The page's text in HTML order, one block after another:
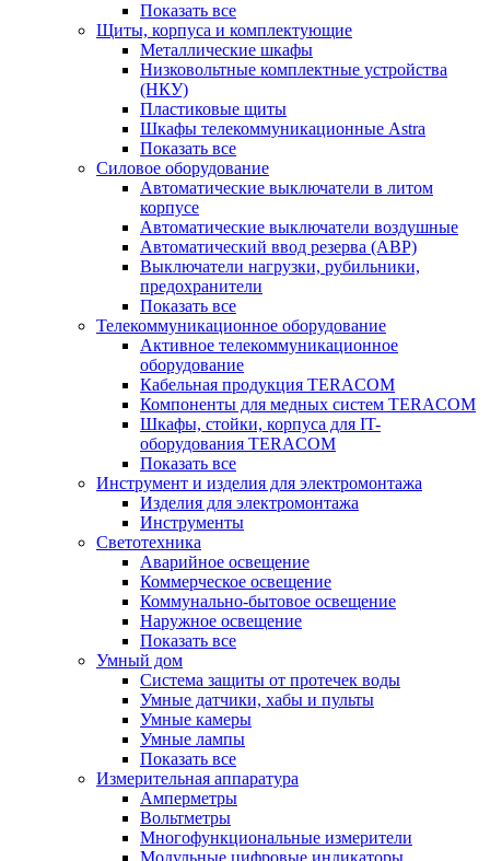
Показать все
Щиты, корпуса и комплектующие
Металлические шкафы
Низковольтные комплектные устройства
(НКУ)
Пластиковые щиты
Шкафы телекоммуникационные Astra
Показать все
Силовое оборудование
Автоматические выключатели в литом
корпусе
Автоматические выключатели воздушные
Автоматический ввод резерва (АВР)
Выключатели нагрузки, рубильники,
предохранители
Показать все
Телекоммуникационное оборудование
Активное телекоммуникационное
оборудование
Кабельная продукция TERACOM
Компоненты для медных систем TERACOM
Шкафы, стойки, корпуса для IT-
оборудования TERACOM
Показать все
Инструмент и изделия для электромонтажа
Изделия для электромонтажа
Инструменты
Светотехника
Аварийное освещение
Коммерческое освещение
Коммунально-бытовое освещение
Наружное освещение
Показать все
Умный дом
Система защиты от протечек воды
Умные датчики, хабы и пульты
Умные камеры
Умные лампы
Показать все
Измерительная аппаратура
Амперметры
Вольтметры
Многофункциональные измерители
Модульные цифровые индикаторы